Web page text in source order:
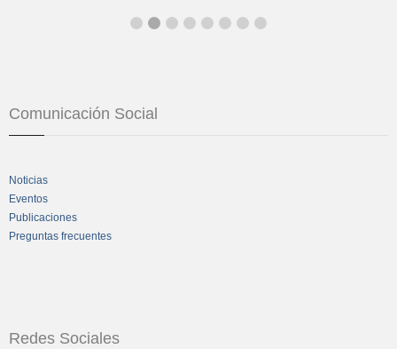
Comunicación Social
Noticias
Eventos
Publicaciones
Preguntas frecuentes
Redes Sociales